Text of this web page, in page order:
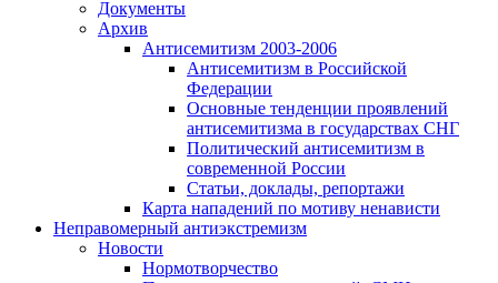
Документы
Архив
Антисемитизм 2003-2006
Антисемитизм в Российской
Федерации
Основные тенденции проявлений
антисемитизма в государствах СНГ
Политический антисемитизм в
современной России
Статьи, доклады, репортажи
Карта нападений по мотиву ненависти
Неправомерный антиэкстремизм
Новости
Нормотворчество